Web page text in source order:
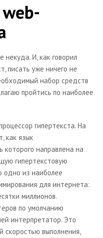
некуда. И, как говорил
писать уже ничего не
набор средств
пройтись по наиболее
гипертекста. На
как язык
которого направлена на
гипертекстовую
одно из наиболее
для интернета:
миллионов.
по умолчанию
интерпретатор. Это
скоростью выполнения,